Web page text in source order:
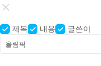
제목 내용 글쓴이